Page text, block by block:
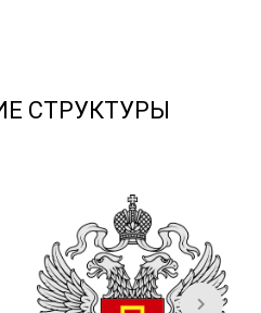
СТРУКТУРЫ